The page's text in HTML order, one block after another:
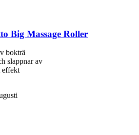
Big Massage Roller
bokträ
slappnar av